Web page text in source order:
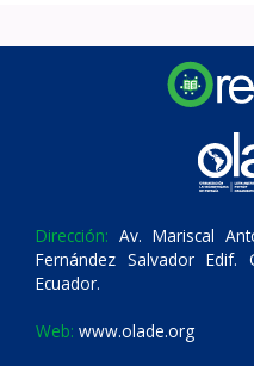
Dirección: Av. Mariscal
Fernández Salvador
Ecuador.
Web: www.olade.org